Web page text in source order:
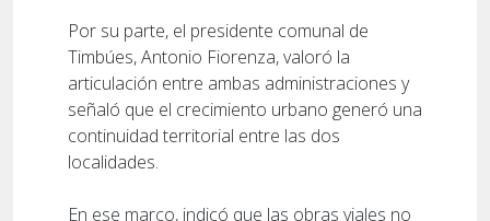
Por su parte, el presidente comunal de
Timbúes, Antonio Fiorenza, valoró la
articulación entre ambas administraciones y
señaló que el crecimiento urbano generó una
continuidad territorial entre las dos
localidades.
En ese marco, indicó que las obras viales no